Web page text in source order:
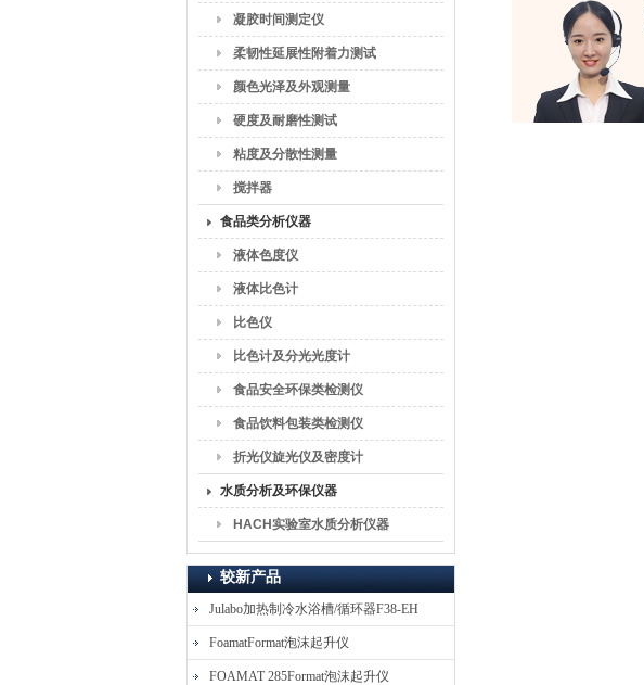
凝胶时间测定仪
柔韧性延展性附着力测试
颜色光泽及外观测量
硬度及耐磨性测试
粘度及分散性测量
搅拌器
食品类分析仪器
液体色度仪
液体比色计
比色仪
比色计及分光光度计
食品安全环保类检测仪
食品饮料包装类检测仪
折光仪旋光仪及密度计
水质分析及环保仪器
HACH实验室水质分析仪器
较新产品
Julabo加热制冷水浴槽/循环器F38-EH
FoamatFormat泡沫起升仪
FOAMAT 285Format泡沫起升仪